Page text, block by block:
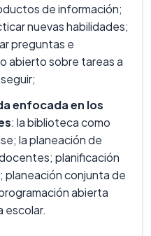
de información;
nuevas habilidades;
preguntas e
abierto sobre tareas a
enfocada en los
: la biblioteca como
la planeación de
planificación
planeación conjunta de
abierta
escolar.